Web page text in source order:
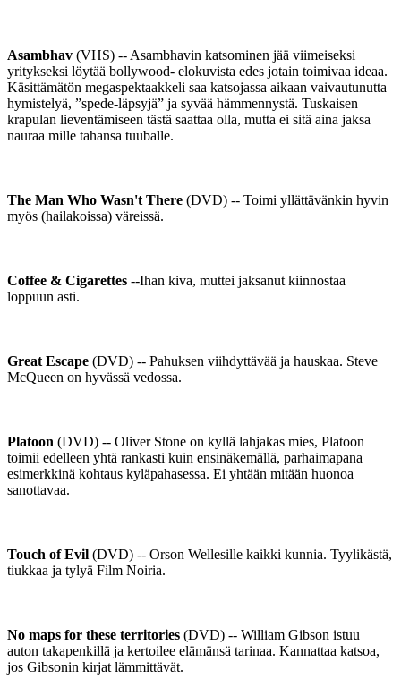
Asambhav (VHS) -- Asambhavin katsominen jää viimeiseksi
yritykseksi löytää bollywood- elokuvista edes jotain toimivaa ideaa.
Käsittämätön megaspektaakkeli saa katsojassa aikaan vaivautunutta
hymistelyä, ”spede-läpsyjä” ja syvää hämmennystä. Tuskaisen
krapulan lieventämiseen tästä saattaa olla, mutta ei sitä aina jaksa
nauraa mille tahansa tuuballe.
The Man Who Wasn't There (DVD) -- Toimi yllättävänkin hyvin
myös (hailakoissa) väreissä.
Coffee & Cigarettes --Ihan kiva, muttei jaksanut kiinnostaa
loppuun asti.
Great Escape (DVD) -- Pahuksen viihdyttävää ja hauskaa. Steve
McQueen on hyvässä vedossa.
Platoon (DVD) -- Oliver Stone on kyllä lahjakas mies, Platoon
toimii edelleen yhtä rankasti kuin ensinäkemällä, parhaimapana
esimerkkinä kohtaus kyläpahasessa. Ei yhtään mitään huonoa
sanottavaa.
Touch of Evil (DVD) -- Orson Wellesille kaikki kunnia. Tyylikästä,
tiukkaa ja tylyä Film Noiria.
No maps for these territories (DVD) -- William Gibson istuu
auton takapenkillä ja kertoilee elämänsä tarinaa. Kannattaa katsoa,
jos Gibsonin kirjat lämmittävät.